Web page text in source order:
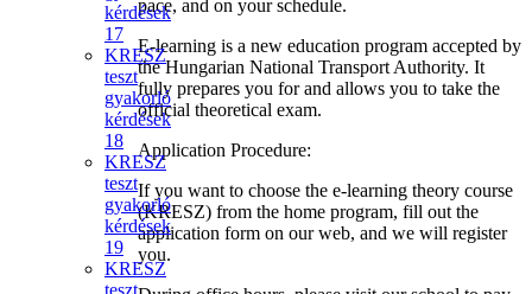
pace, and on your schedule.
E-learning is a new education program accepted by
the Hungarian National Transport Authority. It
fully prepares you for and allows you to take the
official theoretical exam.
Application Procedure:
If you want to choose the e-learning theory course
(KRESZ) from the home program, fill out the
application form on our web, and we will register
you.
kérdések
17
KRESZ
teszt
gyakorló
kérdések
18
KRESZ
teszt
gyakorló
kérdések
19
KRESZ
teszt